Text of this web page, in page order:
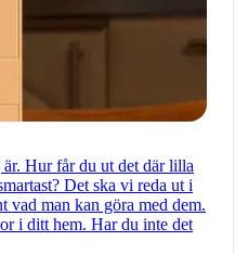
är. Hur får du ut det där lilla
Det ska vi reda ut i
vad man kan göra med dem.
i ditt hem. Har du inte det